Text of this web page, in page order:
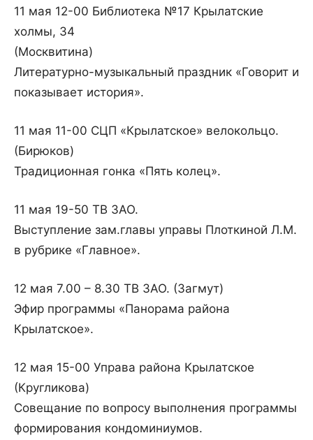
11 мая 12-00 Библиотека №17 Крылатские
холмы, 34
(Москвитина)
Литературно-музыкальный праздник «Говорит и
показывает история».
11 мая 11-00 СЦП «Крылатское» велокольцо.
(Бирюков)
Традиционная гонка «Пять колец».
11 мая 19-50 ТВ ЗАО.
Выступление зам.главы управы Плоткиной Л.М.
в рубрике «Главное».
12 мая 7.00 – 8.30 ТВ ЗАО. (Загмут)
Эфир программы «Панорама района
Крылатское».
12 мая 15-00 Управа района Крылатское
(Кругликова)
Совещание по вопросу выполнения программы
формирования кондоминиумов.